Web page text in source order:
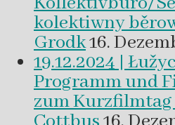
kolektiwny
Grodk16.
19.12.2024 |
Programm und
zum